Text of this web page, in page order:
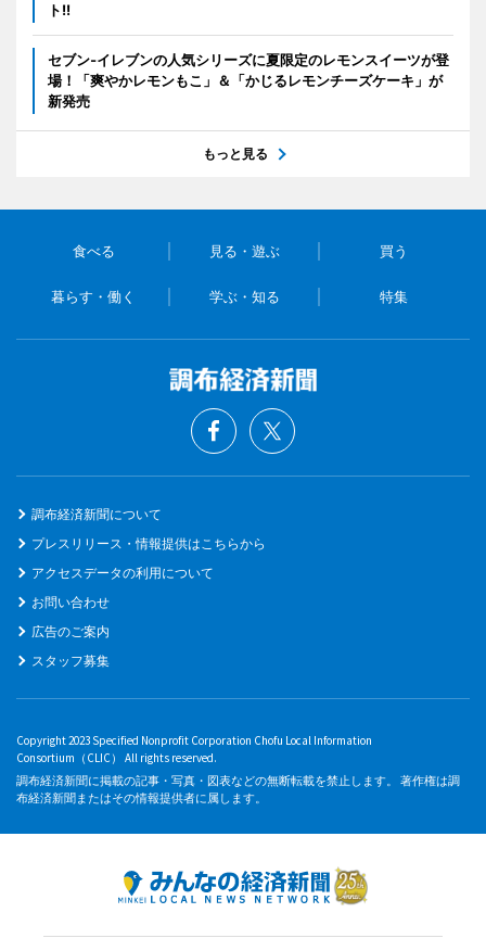
ト!!
セブン‐イレブンの人気シリーズに夏限定のレモンスイーツが登
場！「爽やかレモンもこ」＆「かじるレモンチーズケーキ」が
新発売
もっと見る
食べる 見る・遊ぶ 買う
暮らす・働く 学ぶ・知る 特集
調布経済新聞について
プレスリリース・情報提供はこちらから
アクセスデータの利用について
お問い合わせ
広告のご案内
スタッフ募集
Copyright 2023 Specified Nonprofit Corporation Chofu Local Information
Consortium（CLIC） All rights reserved.
調布経済新聞に掲載の記事・写真・図表などの無断転載を禁止します。 著作権は調
布経済新聞またはその情報提供者に属します。